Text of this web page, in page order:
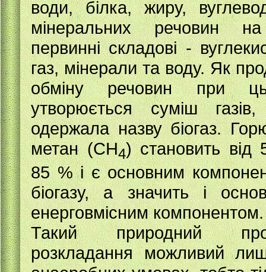
води, білка, жиру,
мінеральних речовин
первинні складові -
газ, мінерали та воду. Як
обміну речовин при
утворюється суміш
одержала назву біогаз.
метан (СН4) становить від
85 % і є основним
біогазу, а значить і
енерговмісним компонентом.
Такий природний
розкладання можливий